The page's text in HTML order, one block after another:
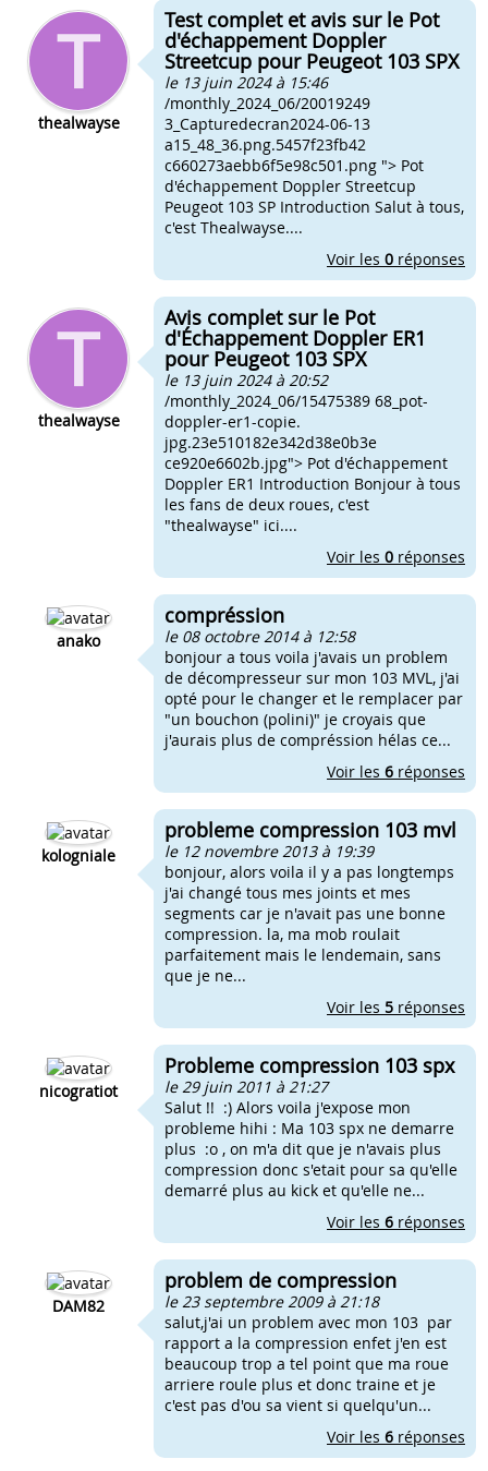
Probleme allumage 103 mvl
Probleme allumage 103 spx
thealwayse
Test complet et avis sur le Pot
d'échappement Doppler
Streetcup pour Peugeot 103 SPX
le 13 juin 2024 à 15:46
/monthly_2024_06/20019249
3_Capturedecran2024-06-13
a15_48_36.png.5457f23fb42
c660273aebb6f5e98c501.png "> Pot
d'échappement Doppler Streetcup
Peugeot 103 SP Introduction Salut à tous,
c'est Thealwayse....
Voir les 0 réponses
thealwayse
Avis complet sur le Pot
d'Échappement Doppler ER1
pour Peugeot 103 SPX
le 13 juin 2024 à 20:52
/monthly_2024_06/15475389 68_pot-
doppler-er1-copie.
jpg.23e510182e342d38e0b3e
ce920e6602b.jpg"> Pot d'échappement
Doppler ER1 Introduction Bonjour à tous
les fans de deux roues, c'est
"thealwayse" ici....
Voir les 0 réponses
anako
compréssion
le 08 octobre 2014 à 12:58
bonjour a tous voila j'avais un problem
de décompresseur sur mon 103 MVL, j'ai
opté pour le changer et le remplacer par
"un bouchon (polini)" je croyais que
j'aurais plus de compréssion hélas ce...
Voir les 6 réponses
kologniale
probleme compression 103 mvl
le 12 novembre 2013 à 19:39
bonjour, alors voila il y a pas longtemps
j'ai changé tous mes joints et mes
segments car je n'avait pas une bonne
compression. la, ma mob roulait
parfaitement mais le lendemain, sans
que je ne...
Voir les 5 réponses
nicogratiot
Probleme compression 103 spx
le 29 juin 2011 à 21:27
Salut !! :) Alors voila j'expose mon
probleme hihi : Ma 103 spx ne demarre
plus :o , on m'a dit que je n'avais plus
compression donc s'etait pour sa qu'elle
demarré plus au kick et qu'elle ne...
Voir les 6 réponses
DAM82
problem de compression
le 23 septembre 2009 à 21:18
salut,j'ai un problem avec mon 103 par
rapport a la compression enfet j'en est
beaucoup trop a tel point que ma roue
arriere roule plus et donc traine et je
c'est pas d'ou sa vient si quelqu'un...
Voir les 6 réponses